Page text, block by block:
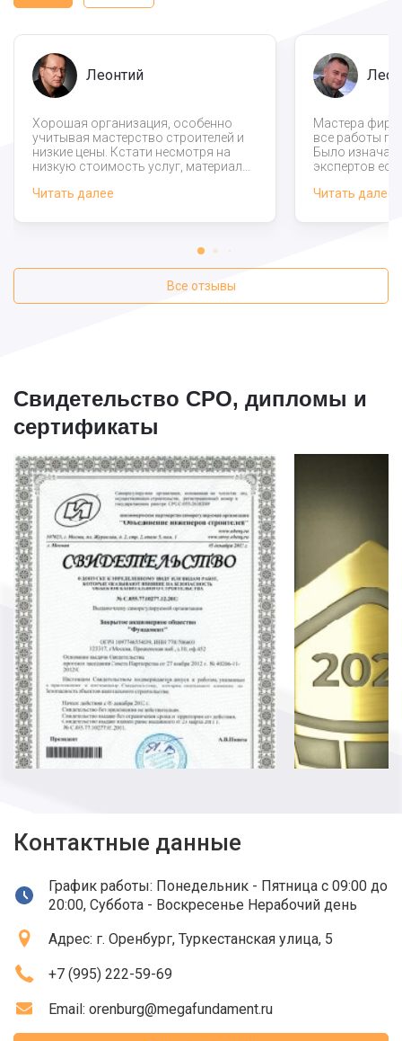
Леонтий
Хорошая организация, особенно
учитывая мастерство строителей и
низкие цены. Кстати несмотря на
низкую стоимость услуг, материалы
привозят их на объект. Заметно что
т.к. к клиенту относятся
Читать далее
Мастера
все работы
Было
экспертов
вашей
возведению
Читать далее
Все отзывы
Свидетельство СРО, дипломы и
сертификаты
Контактные данные
График работы: Понедельник - Пятница с 09:00 до
20:00, Суббота - Воскресенье Нерабочий день
Адрес: г. Оренбург, Туркестанская улица, 5
+7 (995) 222-59-69
Email: orenburg@megafundament.ru